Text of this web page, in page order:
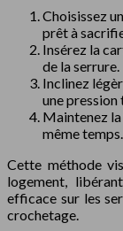
Choisissez
prêt à
Insérez la
de la serrure.
Inclinez
une pression
Maintenez la
même temps.
Cette méthode
logement,
efficace sur les
crochetage.